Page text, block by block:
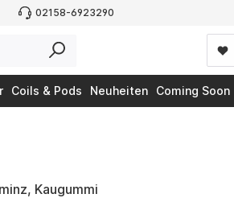
02158-6923290
Coils & Pods Neuheiten Coming Soon
Kaugummi